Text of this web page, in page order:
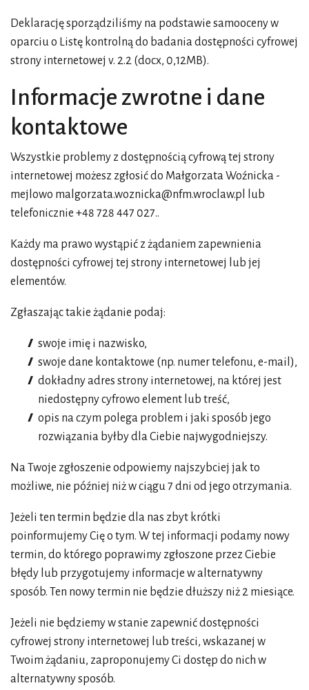
Deklarację sporządziliśmy na podstawie samooceny w
oparciu o Listę kontrolną do badania dostępności cyfrowej
strony internetowej v. 2.2 (docx, 0,12MB).
Informacje zwrotne i dane
kontaktowe
Wszystkie problemy z dostępnością cyfrową tej strony
internetowej możesz zgłosić do Małgorzata Woźnicka -
mejlowo malgorzata.woznicka@nfm.wroclaw.pl
lub
telefonicznie +48 728 447 027..
Każdy ma prawo wystąpić z żądaniem zapewnienia
dostępności cyfrowej tej strony internetowej lub jej
elementów.
Zgłaszając takie żądanie podaj:
swoje imię i nazwisko,
swoje dane kontaktowe (np. numer telefonu, e-mail),
dokładny adres strony internetowej, na której jest
niedostępny cyfrowo element lub treść,
opis na czym polega problem i jaki sposób jego
rozwiązania byłby dla Ciebie najwygodniejszy.
Na Twoje zgłoszenie odpowiemy najszybciej jak to
możliwe, nie później niż w ciągu 7 dni od jego otrzymania.
Jeżeli ten termin będzie dla nas zbyt krótki
poinformujemy Cię o tym. W tej informacji podamy nowy
termin, do którego poprawimy zgłoszone przez Ciebie
błędy lub przygotujemy informacje w alternatywny
sposób. Ten nowy termin nie będzie dłuższy niż 2 miesiące.
Jeżeli nie będziemy w stanie zapewnić dostępności
cyfrowej strony internetowej lub treści, wskazanej w
Twoim żądaniu, zaproponujemy Ci dostęp do nich w
alternatywny sposób.